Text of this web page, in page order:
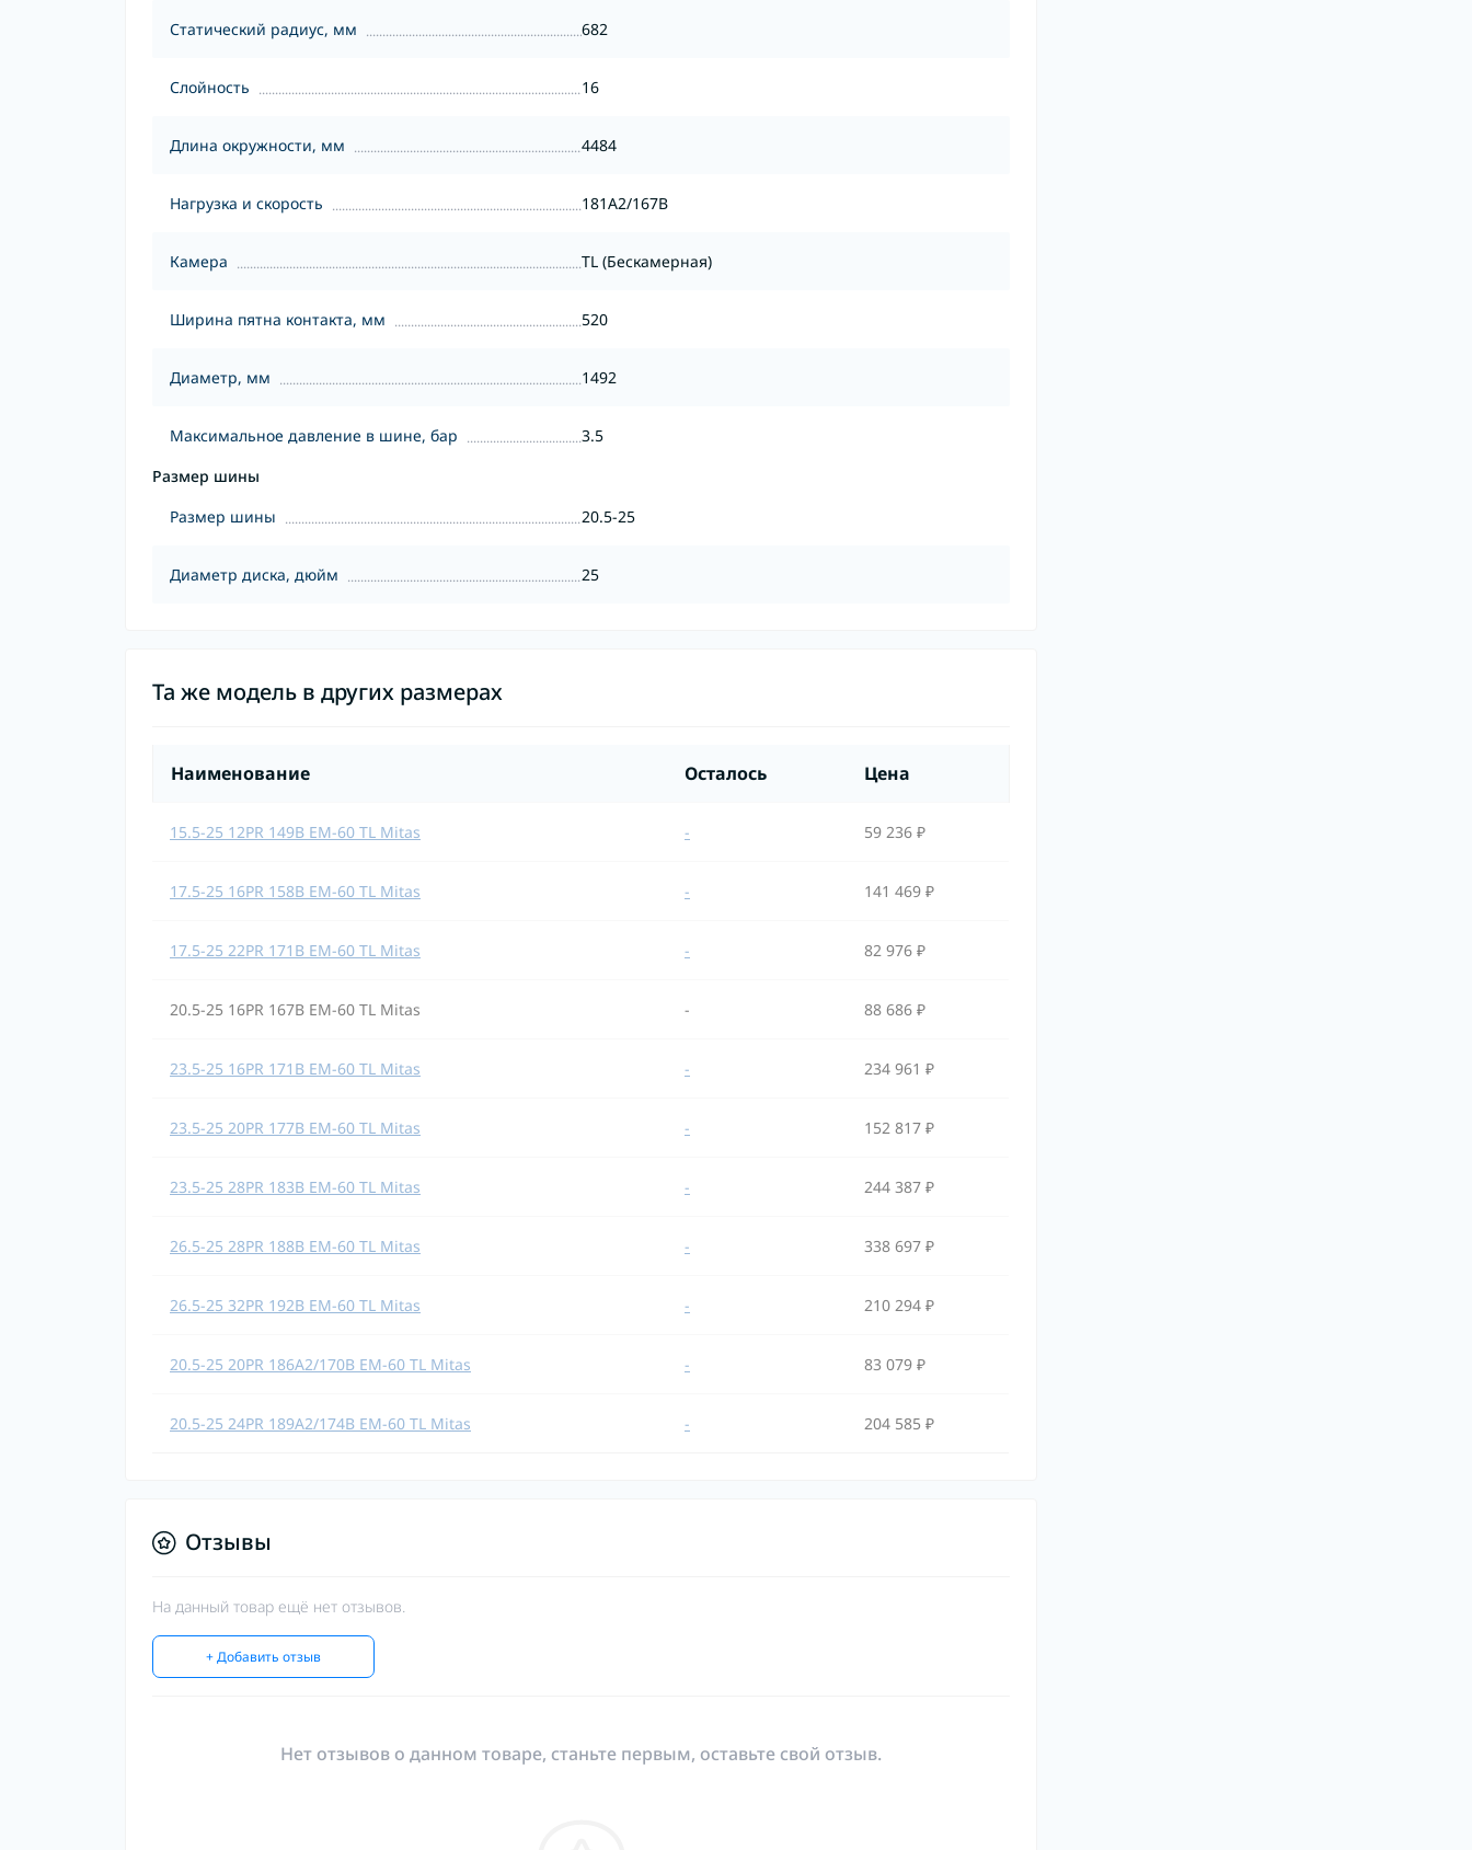
Статический радиус, мм 682
Слойность 16
Длина окружности, мм 4484
Нагрузка и скорость 181A2/167B
Камера TL (Бескамерная)
Ширина пятна контакта, мм 520
Диаметр, мм 1492
Максимальное давление в шине, бар
3.5
Размер шины
Размер шины
20.5-25
Диаметр диска, дюйм 25
Та же модель в других размерах
Наименование Осталось Цена
15.5-25 12PR 149B EM-60 TL Mitas - 59 236 ₽
17.5-25 16PR 158B EM-60 TL Mitas - 141 469 ₽
17.5-25 22PR 171B EM-60 TL Mitas - 82 976 ₽
20.5-25 16PR 167B EM-60 TL Mitas - 88 686 ₽
23.5-25 16PR 171B EM-60 TL Mitas - 234 961 ₽
23.5-25 20PR 177B EM-60 TL Mitas - 152 817 ₽
23.5-25 28PR 183B EM-60 TL Mitas - 244 387 ₽
26.5-25 28PR 188B EM-60 TL Mitas - 338 697 ₽
26.5-25 32PR 192B EM-60 TL Mitas - 210 294 ₽
20.5-25 20PR 186A2/170B EM-60 TL Mitas - 83 079 ₽
20.5-25 24PR 189A2/174B EM-60 TL Mitas - 204 585 ₽
Отзывы
На данный товар ещё нет отзывов.
+ Добавить отзыв
Нет отзывов о данном товаре, станьте первым, оставьте свой отзыв.